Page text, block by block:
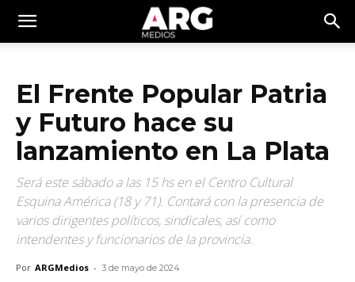
El Frente Popular Patria
y Futuro hace su
lanzamiento en La Plata
Será este sábado a las 15 hs en el Centro Cultural
Esquina América (18 y 71). Contará con la presencia de
varios dirigentes políticos, sindicales, así como
intendentes y funcionarios de la provincia.
Por ARGMedios - 3 de mayo de 2024